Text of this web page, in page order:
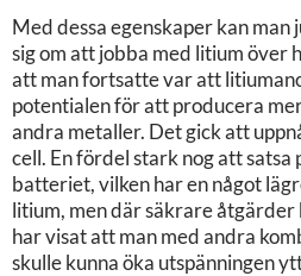
Med dessa egenskaper kan man
sig om att jobba med litium över
att man fortsatte var att
potentialen för att producera
andra metaller. Det gick att
cell. En fördel stark nog att
batteriet, vilken har en något
litium, men där säkrare
har visat att man med andra
skulle kunna öka utspänningen